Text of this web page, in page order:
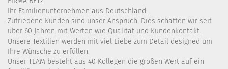
Ihr Familienunternehmen aus Deutschland.
Zufriedene Kunden sind unser Anspruch. Dies schaffen wir seit
über 60 Jahren mit Werten wie Qualität und Kundenkontakt.
Unsere Textilien werden mit viel Liebe zum Detail designed um
Ihre Wünsche zu erfüllen.
Unser TEAM besteht aus 40 Kollegen die großen Wert auf ein